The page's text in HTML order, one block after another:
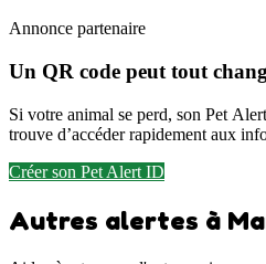
Annonce partenaire
Un QR code peut tout
Si votre animal se perd, son Pet
trouve d’accéder rapidement aux
Créer son Pet Alert ID
Autres alertes à